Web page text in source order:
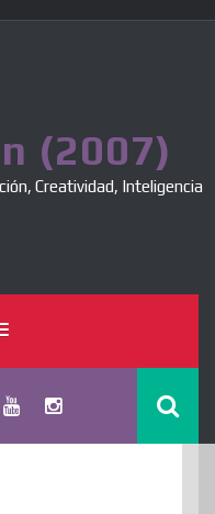
(2007)
Creatividad, Inteligencia